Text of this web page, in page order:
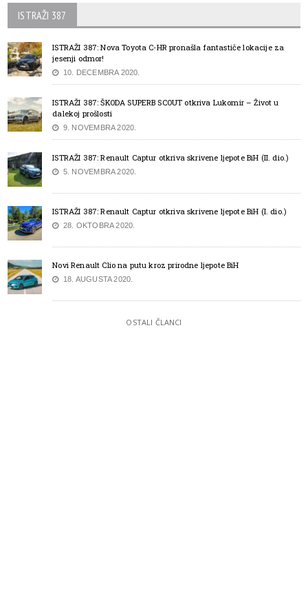
ISTRAŽI 387
ISTRAŽI 387: Nova Toyota C-HR pronašla fantastiče lokacije za
jesenji odmor!
10. DECEMBRA 2020.
ISTRAŽI 387: ŠKODA SUPERB SCOUT otkriva Lukomir – Život u
dalekoj prošlosti
9. NOVEMBRA 2020.
ISTRAŽI 387: Renault Captur otkriva skrivene ljepote BiH (II. dio.)
5. NOVEMBRA 2020.
ISTRAŽI 387: Renault Captur otkriva skrivene ljepote BiH (I. dio.)
28. OKTOBRA 2020.
Novi Renault Clio na putu kroz prirodne ljepote BiH
18. AUGUSTA 2020.
OSTALI ČLANCI